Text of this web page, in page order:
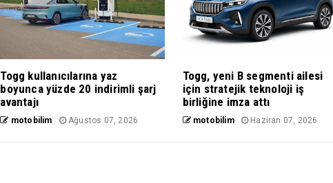
Togg kullanıcılarına yaz
boyunca yüzde 20 indirimli şarj
avantajı
motobilim Ağustos 07, 2026
Togg, yeni B segmenti ailesi
için stratejik teknoloji iş
birliğine imza attı
motobilim Haziran 07, 2026